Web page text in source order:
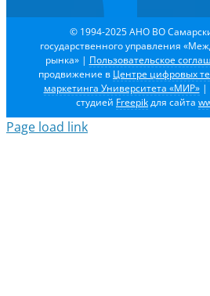
© 1994-2025 АНО ВО
государственного управления
рынка» | Пользовательское
продвижение в Центре цифровых
маркетинга Университета «МИР»|
студией Freepikдля сайта
Page load link